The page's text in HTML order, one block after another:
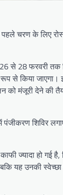
चरण के लिए
से 28 फरवरी तक
रूप से किया जाएगा।
को मंजूरी देने की
शिविर
ज्यादा हो गई
यह उनकी